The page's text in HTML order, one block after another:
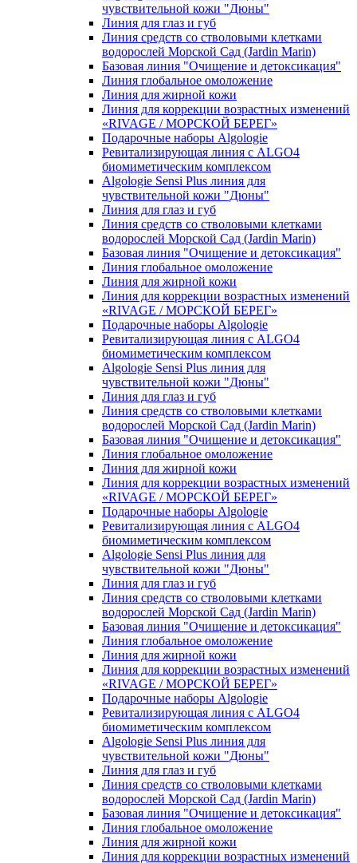
чувcтвительной кожи "Дюны"
Линия для глаз и губ
Линия средств со стволовыми клетками
водорослей Морской Сад (Jardin Marin)
Базовая линия "Очищение и детоксикация"
Линия глобальное омоложение
Линия для жирной кожи
Линия для коррекции возрастных изменений
«RIVAGE / МОРСКОЙ БЕРЕГ»
Подарочные наборы Algologie
Ревитализирующая линия с ALGO4
биомиметическим комплексом
Algologie Sensi Plus линия для
чувcтвительной кожи "Дюны"
Линия для глаз и губ
Линия средств со стволовыми клетками
водорослей Морской Сад (Jardin Marin)
Базовая линия "Очищение и детоксикация"
Линия глобальное омоложение
Линия для жирной кожи
Линия для коррекции возрастных изменений
«RIVAGE / МОРСКОЙ БЕРЕГ»
Подарочные наборы Algologie
Ревитализирующая линия с ALGO4
биомиметическим комплексом
Algologie Sensi Plus линия для
чувcтвительной кожи "Дюны"
Линия для глаз и губ
Линия средств со стволовыми клетками
водорослей Морской Сад (Jardin Marin)
Базовая линия "Очищение и детоксикация"
Линия глобальное омоложение
Линия для жирной кожи
Линия для коррекции возрастных изменений
«RIVAGE / МОРСКОЙ БЕРЕГ»
Подарочные наборы Algologie
Ревитализирующая линия с ALGO4
биомиметическим комплексом
Algologie Sensi Plus линия для
чувcтвительной кожи "Дюны"
Линия для глаз и губ
Линия средств со стволовыми клетками
водорослей Морской Сад (Jardin Marin)
Базовая линия "Очищение и детоксикация"
Линия глобальное омоложение
Линия для жирной кожи
Линия для коррекции возрастных изменений
«RIVAGE / МОРСКОЙ БЕРЕГ»
Подарочные наборы Algologie
Ревитализирующая линия с ALGO4
биомиметическим комплексом
Algologie Sensi Plus линия для
чувcтвительной кожи "Дюны"
Линия для глаз и губ
Линия средств со стволовыми клетками
водорослей Морской Сад (Jardin Marin)
Базовая линия "Очищение и детоксикация"
Линия глобальное омоложение
Линия для жирной кожи
Линия для коррекции возрастных изменений